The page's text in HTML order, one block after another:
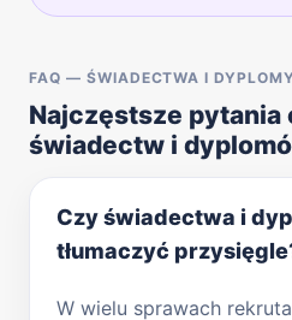
FAQ — ŚWIADECTWA I DYPLOMY
Najczęstsze pytania
świadectw i
Czy świadectwa i
tłumaczyć
W wielu sprawach